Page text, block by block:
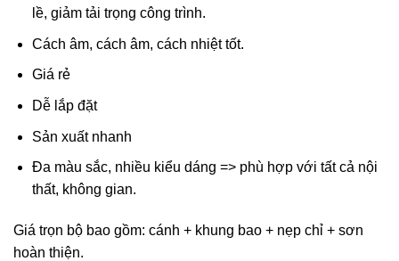
lề, giảm tải trọng công trình.
Cách âm, cách âm, cách nhiệt tốt.
Giá rẻ
Dễ lắp đặt
Sản xuất nhanh
Đa màu sắc, nhiều kiểu dáng => phù hợp với tất cả nội
thất, không gian.
Giá trọn bộ bao gồm: cánh + khung bao + nẹp chỉ + sơn
hoàn thiện.